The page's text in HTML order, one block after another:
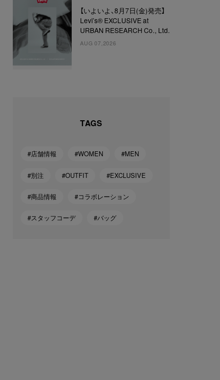
【いよいよ、8月7日(金)発売】
Levi’s® EXCLUSIVE at
URBAN RESEARCH Co., Ltd.
AUG 07,2026
TAGS
#店舗情報 #WOMEN #MEN
#別注 #OUTFIT #EXCLUSIVE
#商品情報 #コラボレーション
#スタッフコーデ #バッグ